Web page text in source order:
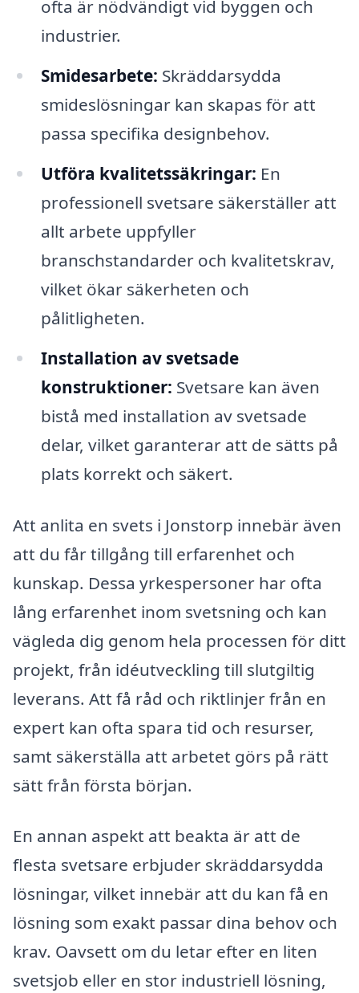
ofta är nödvändigt vid byggen och
industrier.
Smidesarbete: Skräddarsydda
smideslösningar kan skapas för att
passa specifika designbehov.
Utföra kvalitetssäkringar: En
professionell svetsare säkerställer att
allt arbete uppfyller
branschstandarder och kvalitetskrav,
vilket ökar säkerheten och
pålitligheten.
Installation av svetsade
konstruktioner: Svetsare kan även
bistå med installation av svetsade
delar, vilket garanterar att de sätts på
plats korrekt och säkert.
Att anlita en svets i Jonstorp innebär även
att du får tillgång till erfarenhet och
kunskap. Dessa yrkespersoner har ofta
lång erfarenhet inom svetsning och kan
vägleda dig genom hela processen för ditt
projekt, från idéutveckling till slutgiltig
leverans. Att få råd och riktlinjer från en
expert kan ofta spara tid och resurser,
samt säkerställa att arbetet görs på rätt
sätt från första början.
En annan aspekt att beakta är att de
flesta svetsare erbjuder skräddarsydda
lösningar, vilket innebär att du kan få en
lösning som exakt passar dina behov och
krav. Oavsett om du letar efter en liten
svetsjob eller en stor industriell lösning,